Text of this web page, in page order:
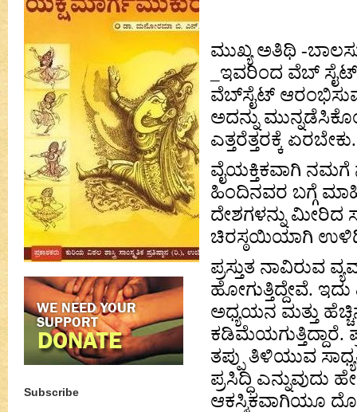
Subscribe
ಮುಖ್ಯ ಅತಿಥಿ -
_ಇವರಿಂದ ವೆಬ್
ವೆಬ್‌ಸೈಟ್
ಅದನ್ನು
ಎತ್ತರೆತ್ತರಕ್ಕೆ ಏರಬೇಕು.
ವೈಯಕ್ತಿಕವಾಗಿ
ಹಿಂದಿನವರ ಬಗ್ಗೆ
ದೇಶಗಳನ್ನು
ಚಿರಸ್ಠಯಿಯಾಗಿ
ಪ್ರಸ್ತುತ ನಾವಿರುವ
ಹೋಗುತ್ತಿದ್ದೇವೆ.
ಅಧ್ಯಯನ ಮತ್ತು
ಕಡಿಮೆಯಗುತ್ತಿದ್ದಾರೆ.
ತಪ್ಪು ತಿಳಿಯುವ
ಪ್ರಸಿದ್ಧಿ ಎನ್ನುವುದು
ಆಕಸ್ಮಿಕವಾಗಿಯೂ